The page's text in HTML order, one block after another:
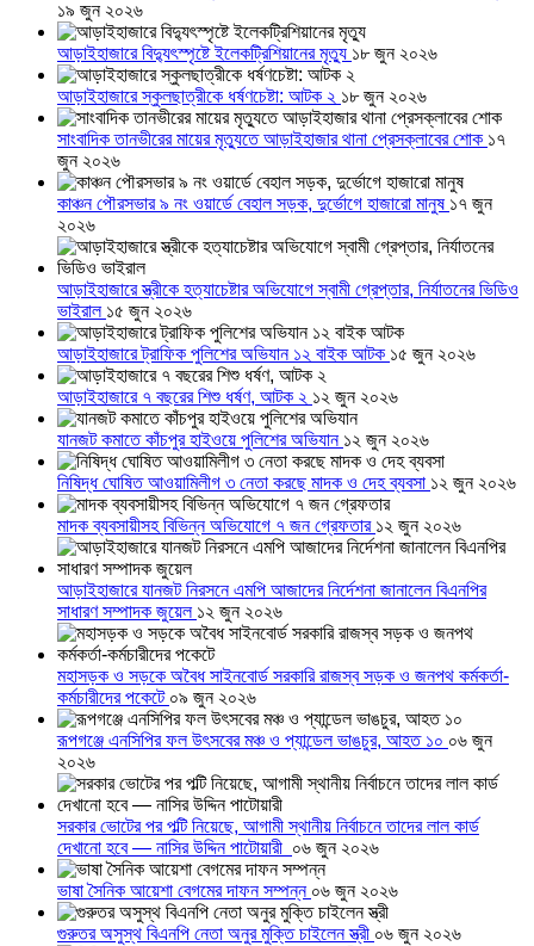
১৯ জুন ২০২৬
আড়াইহাজারে বিদ্যুৎস্পৃষ্টে ইলেকট্রিশিয়ানের মৃত্যু ১৮ জুন ২০২৬
আড়াইহাজারে স্কুলছাত্রীকে ধর্ষণচেষ্টা: আটক ২ ১৮ জুন ২০২৬
সাংবাদিক তানভীরের মায়ের মৃত্যুতে আড়াইহাজার থানা প্রেসক্লাবের শোক ১৭
জুন ২০২৬
কাঞ্চন পৌরসভার ৯ নং ওয়ার্ডে বেহাল সড়ক, দুর্ভোগে হাজারো মানুষ ১৭ জুন
২০২৬
আড়াইহাজারে স্ত্রীকে হত্যাচেষ্টার অভিযোগে স্বামী গ্রেপ্তার, নির্যাতনের ভিডিও
ভাইরাল ১৫ জুন ২০২৬
আড়াইহাজারে ট্রাফিক পুলিশের অভিযান ১২ বাইক আটক ১৫ জুন ২০২৬
আড়াইহাজারে ৭ বছরের শিশু ধর্ষণ, আটক ২ ১২ জুন ২০২৬
যানজট কমাতে কাঁচপুর হাইওয়ে পুলিশের অভিযান ১২ জুন ২০২৬
নিষিদ্ধ ঘোষিত আওয়ামিলীগ ৩ নেতা করছে মাদক ও দেহ ব্যবসা ১২ জুন ২০২৬
মাদক ব্যবসায়ীসহ বিভিন্ন অভিযোগে ৭ জন গ্রেফতার ১২ জুন ২০২৬
আড়াইহাজারে যানজট নিরসনে এমপি আজাদের নির্দেশনা জানালেন বিএনপির
সাধারণ সম্পাদক জুয়েল ১২ জুন ২০২৬
মহাসড়ক ও সড়কে অবৈধ সাইনবোর্ড সরকারি রাজস্ব সড়ক ও জনপথ কর্মকর্তা-
কর্মচারীদের পকেটে ০৯ জুন ২০২৬
রূপগঞ্জে এনসিপির ফল উৎসবের মঞ্চ ও প্যান্ডেল ভাঙচুর, আহত ১০ ০৬ জুন
২০২৬
সরকার ভোটের পর পল্টি নিয়েছে, আগামী স্থানীয় নির্বাচনে তাদের লাল কার্ড
দেখানো হবে — নাসির উদ্দিন পাটোয়ারী ০৬ জুন ২০২৬
ভাষা সৈনিক আয়েশা বেগমের দাফন সম্পন্ন ০৬ জুন ২০২৬
গুরুতর অসুস্থ বিএনপি নেতা অনুর মুক্তি চাইলেন স্ত্রী ০৬ জুন ২০২৬